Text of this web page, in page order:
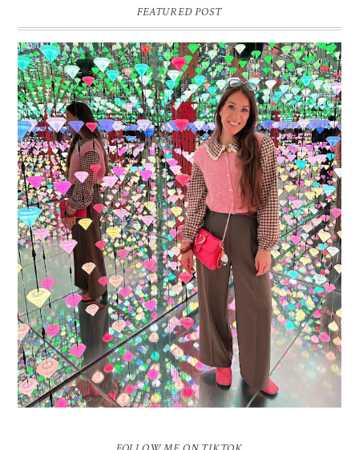
FEATURED POST
16 JAAR SPRINKLES ON A CUPCAKE
Vandaag is het weer zo’n moment waarop ik even bewust op de
pauzeknop duw, want Sprinkles on a Cupcake bestaat 16 jaar. Zestien.
Dat blijft ...